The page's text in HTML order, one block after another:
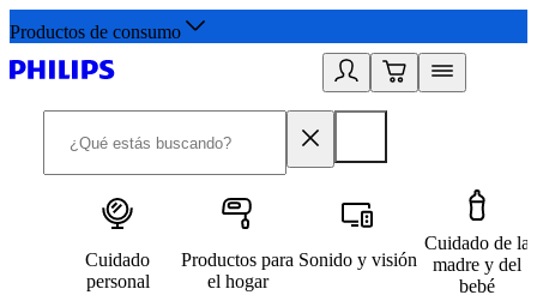
Productos de consumo
Cuidado
personal
Productos para
el hogar
Sonido y visión
Cuidado de la
madre y del
bebé